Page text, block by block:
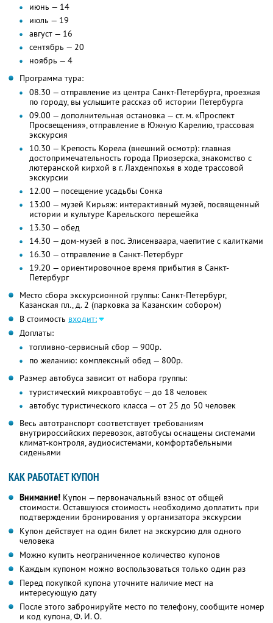
июнь — 14
июль — 19
август — 16
сентябрь — 20
ноябрь — 4
Программа тура:
08.30 — отправление из центра Санкт-Петербурга, проезжая
по городу, вы услышите рассказ об истории Петербурга
09.00 — дополнительная остановка — ст. м. «Проспект
Просвещения», отправление в Южную Карелию, трассовая
экскурсия
10.30 — Крепость Корела (внешний осмотр): главная
достопримечательность города Приозерска, знакомство с
лютеранской кирхой в г. Лахденпохья в ходе трассовой
экскурсии
12.00 — посещение усадьбы Сонка
13:00 — музей Кирьяж: интерактивный музей, посвященный
истории и культуре Карельского перешейка
13.30 — обед
14.30 — дом-музей в пос. Элисенваара, чаепитие с калитками
16.30 — отправление в Санкт-Петербург
19.20 — ориентировочное время прибытия в Санкт-
Петербург
Место сбора экскурсионной группы: Санкт-Петербург,
Казанская пл., д. 2 (парковка за Казанским собором)
В стоимость входит:
Доплаты:
топливно-сервисный сбор — 900р.
по желанию: комплексный обед — 800р.
Размер автобуса зависит от набора группы:
туристический микроавтобус — до 18 человек
автобус туристического класса — от 25 до 50 человек
Весь автотранспорт соответствует требованиям
внутрироссийских перевозок, автобусы оснащены системами
климат-контроля, аудиосистемами, комфортабельными
сиденьями
КАК РАБОТАЕТ КУПОН
Внимание! Купон — первоначальный взнос от общей
стоимости. Оставшуюся стоимость необходимо доплатить при
подтверждении бронирования у организатора экскурсии
Купон действует на один билет на экскурсию для одного
человека
Можно купить неограниченное количество купонов
Каждым купоном можно воспользоваться только один раз
Перед покупкой купона уточните наличие мест на
интересующую дату
После этого забронируйте место по телефону, сообщите номер
и код купона, Ф. И. О.